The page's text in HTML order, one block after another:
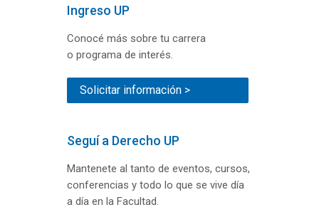
Ingreso UP
Conocé más sobre tu carrera
o programa de interés.
Solicitar información >
Seguí a Derecho UP
Mantenete al tanto de eventos, cursos,
conferencias y todo lo que se vive día
a día en la Facultad.